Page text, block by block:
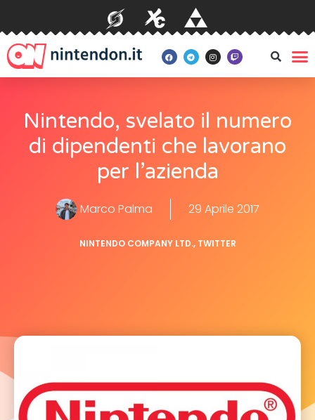
Nintendo, svelato il numero
di dipendenti che lavorano
per l’azienda
Marco Palma 29 Aprile 2017
NINTENDO COMPANY LTD., TWITTER